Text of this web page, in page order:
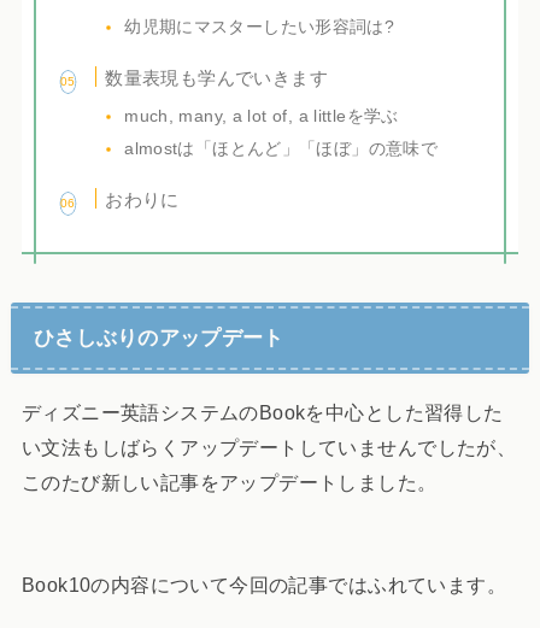
幼児期にマスターしたい形容詞は?
数量表現も学んでいきます
much, many, a lot of, a littleを学ぶ
almostは「ほとんど」「ほぼ」の意味で
おわりに
ひさしぶりのアップデート
ディズニー英語システムのBookを中心とした習得した
い文法もしばらくアップデートしていませんでしたが、
このたび新しい記事をアップデートしました。
Book10の内容について今回の記事ではふれています。